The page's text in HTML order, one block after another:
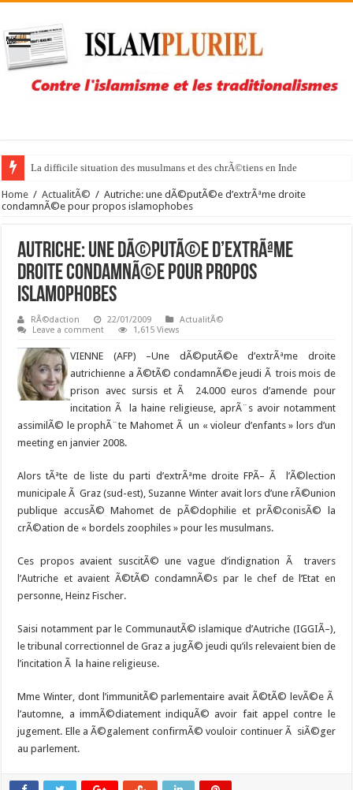
La difficile situation des musulmans et des chrÃ©tiens en Inde
Home / ActualitÃ© / Autriche: une dÃ©putÃ©e d’extrÃªme droite
condamnÃ©e pour propos islamophobes
Autriche: une dÃ©putÃ©e d’extrÃªme
droite condamnÃ©e pour propos
islamophobes
RÃ©daction 22/01/2009
ActualitÃ©
Leave a comment
1,615 Views
VIENNE (AFP) –Une dÃ©putÃ©e d’extrÃªme droite
autrichienne a Ã©tÃ© condamnÃ©e jeudi Ã trois mois de
prison avec sursis et Ã 24.000 euros d’amende pour
incitation Ã la haine religieuse, aprÃ¨s avoir notamment
assimilÃ© le prophÃ¨te Mahomet Ã un « violeur d’enfants » lors d’un
meeting en janvier 2008.
Alors tÃªte de liste du parti d’extrÃªme droite FPÃ– Ã l’Ã©lection
municipale Ã Graz (sud-est), Suzanne Winter avait lors d’une rÃ©union
publique accusÃ© Mahomet de pÃ©dophilie et prÃ©conisÃ© la
crÃ©ation de « bordels zoophiles » pour les musulmans.
Ces propos avaient suscitÃ© une vague d’indignation Ã travers
l’Autriche et avaient Ã©tÃ© condamnÃ©s par le chef de l’Etat en
personne, Heinz Fischer.
Saisi notamment par le CommunautÃ© islamique d’Autriche (IGGIÃ–),
le tribunal correctionnel de Graz a jugÃ© jeudi qu’ils relevaient bien de
l’incitation Ã la haine religieuse.
Mme Winter, dont l’immunitÃ© parlementaire avait Ã©tÃ© levÃ©e Ã
l’automne, a immÃ©diatement indiquÃ© avoir fait appel contre le
jugement. Elle a Ã©galement confirmÃ© vouloir continuer Ã siÃ©ger
au parlement.